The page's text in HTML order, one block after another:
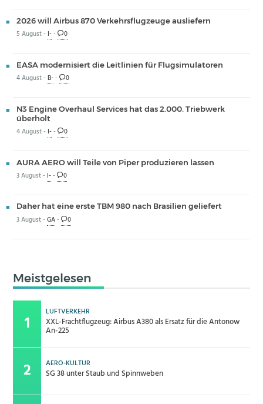
2026 will Airbus 870 Verkehrsflugzeuge ausliefern
5 August - I-- 0
EASA modernisiert die Leitlinien für Flugsimulatoren
4 August -B-- 0
N3 Engine Overhaul Services hat das 2.000. Triebwerk
überholt
4 August - I-- 0
AURA AERO will Teile von Piper produzieren lassen
3 August - I-- 0
Daher hat eine erste TBM 980 nach Brasilien geliefert
3 August -GA- 0
Meistgelesen
LUFTVERKEHR
XXL-Frachtflugzeug: Airbus A380 als Ersatz für die Antonow
An-225
AERO-KULTUR
SG 38 unter Staub und Spinnweben